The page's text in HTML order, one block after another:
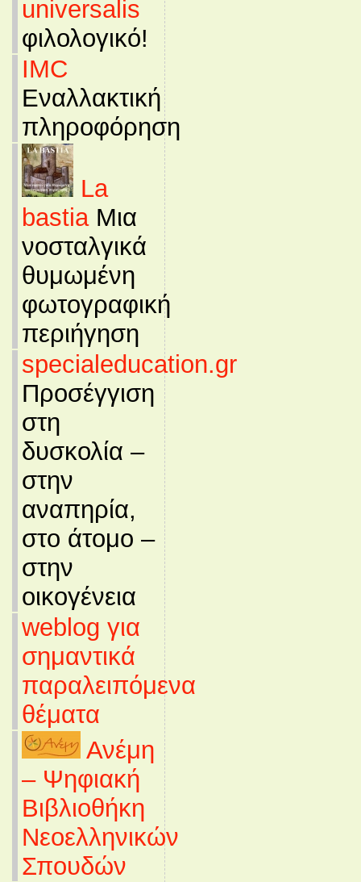
universalis
φιλολογικό!
IMC
Εναλλακτική
πληροφόρηση
La
bastiaΜια
νοσταλγικά
θυμωμένη
φωτογραφική
περιήγηση
specialeducation.gr
Προσέγγιση
στη
δυσκολία –
στην
αναπηρία,
στο άτομο –
στην
οικογένεια
weblog για
σημαντικά
παραλειπόμενα
θέματα
Ανέμη
– Ψηφιακή
Βιβλιοθήκη
Νεοελληνικών
Σπουδών